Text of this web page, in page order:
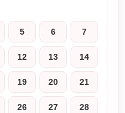
5 6 7
12 13 14
19 20 21
26 27 28